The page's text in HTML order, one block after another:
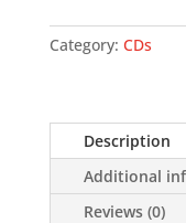
Category: CDs
Description
Additional
Reviews (0)